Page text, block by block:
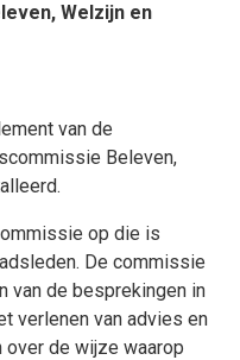
Welzijn en
van de
Beleven,
op die is
De commissie
van de besprekingen in
verlenen van advies en
de wijze waarop